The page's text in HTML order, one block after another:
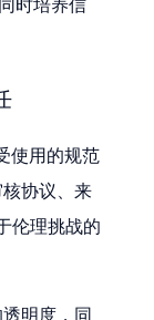
使用的规范
协议、来
伦理挑战的
明度，同